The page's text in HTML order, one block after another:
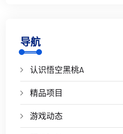
导航
认识悟空黑桃A
精品项目
游戏动态